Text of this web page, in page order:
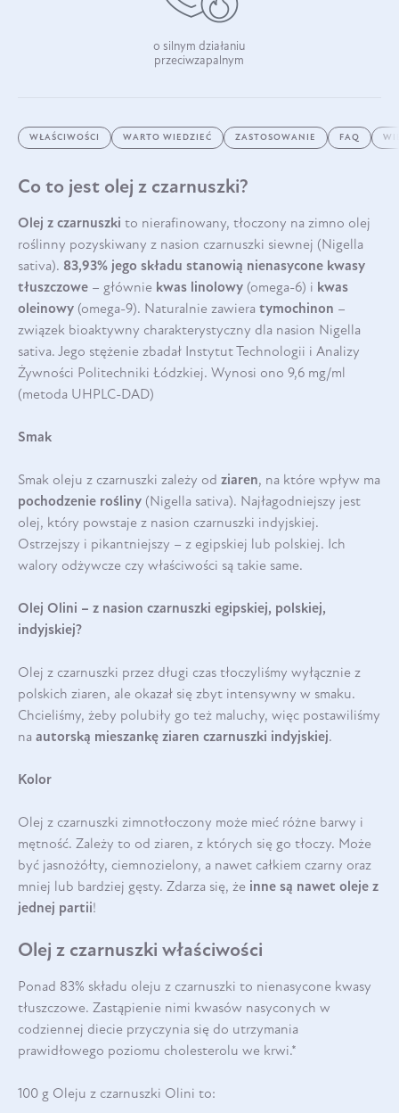
o silnym działaniu
przeciwzapalnym
WŁAŚCIWOŚCI WARTO WIEDZIEĆ ZASTOSOWANIE FAQ
Co to jest olej z czarnuszki?
Olej z czarnuszki to nierafinowany, tłoczony na zimno olej
roślinny pozyskiwany z nasion czarnuszki siewnej (Nigella
sativa). 83,93% jego składu stanowią nienasycone kwasy
tłuszczowe – głównie kwas linolowy (omega-6) i kwas
oleinowy (omega-9). Naturalnie zawiera tymochinon –
związek bioaktywny charakterystyczny dla nasion Nigella
sativa. Jego stężenie zbadał Instytut Technologii i Analizy
Żywności Politechniki Łódzkiej. Wynosi ono 9,6 mg/ml
(metoda UHPLC-DAD)
Smak
Smak oleju z czarnuszki zależy od ziaren, na które wpływ ma
pochodzenie rośliny (Nigella sativa). Najłagodniejszy jest
olej, który powstaje z nasion czarnuszki indyjskiej.
Ostrzejszy i pikantniejszy – z egipskiej lub polskiej. Ich
walory odżywcze czy właściwości są takie same.
Olej Olini – z nasion czarnuszki egipskiej, polskiej,
indyjskiej?
Olej z czarnuszki przez długi czas tłoczyliśmy wyłącznie z
polskich ziaren, ale okazał się zbyt intensywny w smaku.
Chcieliśmy, żeby polubiły go też maluchy, więc postawiliśmy
na autorską mieszankę ziaren czarnuszki indyjskiej.
Kolor
Olej z czarnuszki zimnotłoczony może mieć różne barwy i
mętność. Zależy to od ziaren, z których się go tłoczy. Może
być jasnożółty, ciemnozielony, a nawet całkiem czarny oraz
mniej lub bardziej gęsty. Zdarza się, że inne są nawet oleje z
jednej partii!
Olej z czarnuszki właściwości
Ponad 83% składu oleju z czarnuszki to nienasycone kwasy
tłuszczowe. Zastąpienie nimi kwasów nasyconych w
codziennej diecie przyczynia się do utrzymania
prawidłowego poziomu cholesterolu we krwi.*
100 g Oleju z czarnuszki Olini to: